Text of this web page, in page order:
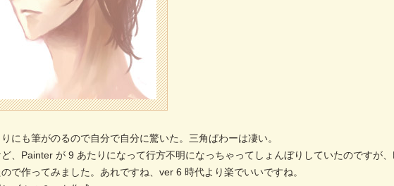
にも筆がのるので自分で自分に驚いた。三角ぱわーは凄い。
、Painter が 9 あたりになって行方不明になっちゃってしょんぼりしていたのですが
で作ってみました。あれですね、ver 6 時代より楽でいいですね。